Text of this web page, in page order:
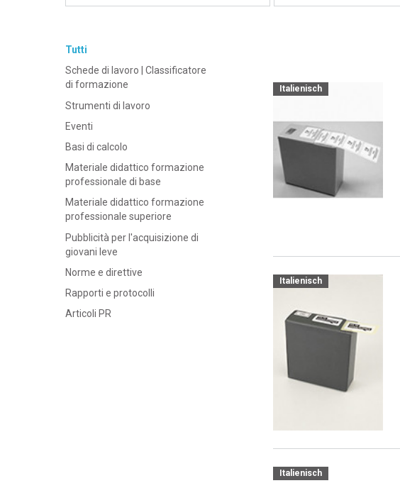
Tutti
Schede di lavoro | Classificatore
di formazione
Strumenti di lavoro
Eventi
Basi di calcolo
Materiale didattico formazione
professionale di base
Materiale didattico formazione
professionale superiore
Pubblicità per l'acquisizione di
giovani leve
Norme e direttive
Rapporti e protocolli
Articoli PR
Italienisch
Italienisch
Italienisch